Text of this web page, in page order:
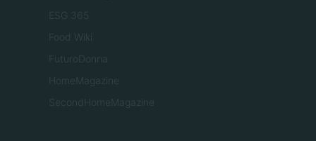
ESG 365
Food Wiki
FuturoDonna
HomeMagazine
SecondHomeMagazine